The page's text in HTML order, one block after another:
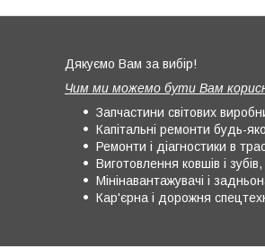
Дякуємо Вам за вибір!
Чим ми можемо бути Вам
Запчастини світових
Капітальні ремонти будь-
Ремонти і діагностики в
Виготовлення ковшів і
Мінінавантажувачі і
Кар'єрна і дорожня